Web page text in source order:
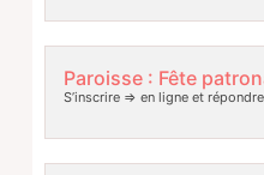
Paroisse : Fête
S’inscrire => en ligne et